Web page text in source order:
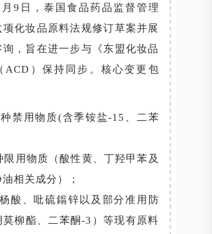
月9日，泰国食品药品监督管理
项化妆品原料法规修订草案并展
询，旨在进一步与《东盟化妆品
ACD）保持同步。核心变更包
种禁用物质(含季铵盐-15、二苯
限用物质（酸性黄、丁羟甲苯及
相关成分）；
杨酸、吡硫鎓锌以及部分准用防
莫柳酯、二苯酮-3）等现有原料